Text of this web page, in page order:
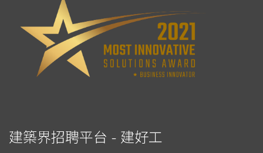
建築界招聘平台 - 建好工